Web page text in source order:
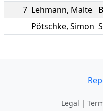
7 Lehmann, Malte
Pötschke, Simon
Legal |